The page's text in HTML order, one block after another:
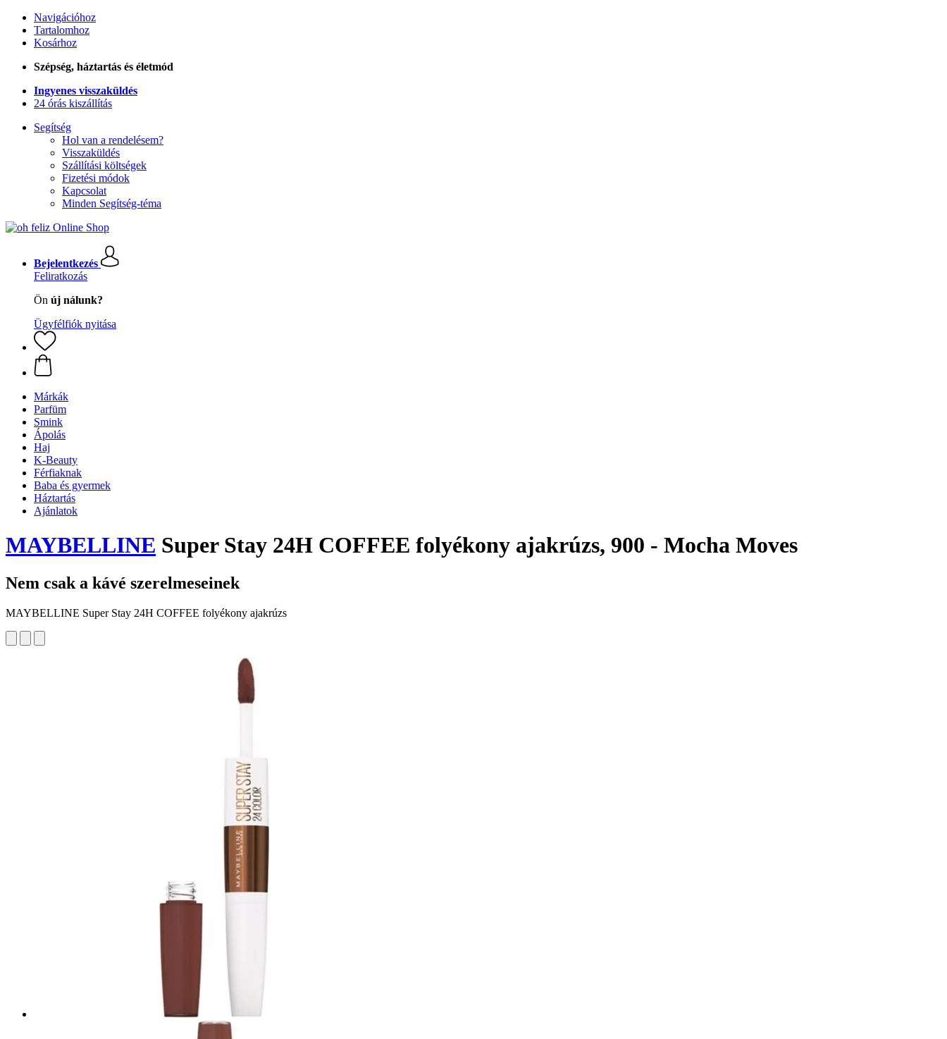
Navigációhoz
Tartalomhoz
Kosárhoz
Szépség, háztartás és életmód
Ingyenes visszaküldés
24 órás kiszállítás
Segítség
Hol van a rendelésem?
Visszaküldés
Szállítási költségek
Fizetési módok
Kapcsolat
Minden Segítség-téma
Bejelentkezés
Feliratkozás
Ön új nálunk?
Ügyfélfiók nyitása
Márkák
Parfüm
Smink
Ápolás
Haj
K-Beauty
Férfiaknak
Baba és gyermek
Háztartás
Ajánlatok
MAYBELLINE Super Stay 24H COFFEE folyékony ajakrúzs, 900 - Mocha Moves
Nem csak a kávé szerelmeseinek
MAYBELLINE Super Stay 24H COFFEE folyékony ajakrúzs